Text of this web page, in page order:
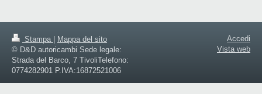
Stampa
Mappa del sito
© D&D autoricambi Sede legale:
Strada del Barco, 7 TivoliTelefono:
0774282901 P.IVA:16872521006
Accedi
Vista web